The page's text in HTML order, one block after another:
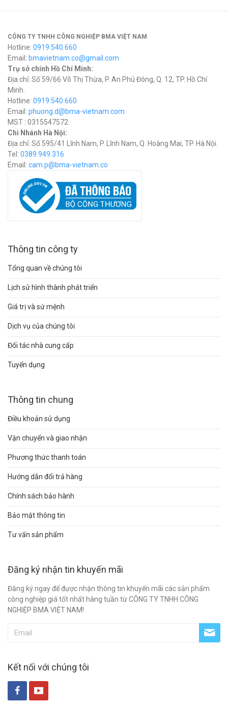
CÔNG TY TNHH CÔNG NGHIỆP BMA VIỆT NAM
Hotline: 0919.540.660
Email: bmavietnam.co@gmail.com
Trụ sở chính Hồ Chí Minh:
Địa chỉ: Số 59/66 Võ Thị Thừa, P. An Phú Đông, Q. 12, TP. Hồ Chí
Minh.
Hotline: 0919.540.660
Email: phuong.d@bma-vietnam.com
MST : 0315547572
Chi Nhánh Hà Nội:
Địa chỉ: Số 595/41 Lĩnh Nam, P. Lĩnh Nam, Q. Hoàng Mai, TP. Hà Nội.
Tel: 0389.949.316
Email: cam.p@bma-vietnam.co
Thông tin công ty
Tổng quan về chúng tôi
Lịch sử hình thành phát triển
Giá trị và sứ mệnh
Dịch vụ của chúng tôi
Đối tác nhà cung cấp
Tuyển dụng
Thông tin chung
Điều khoản sử dụng
Vận chuyển và giao nhận
Phương thức thanh toán
Hướng dẫn đổi trả hàng
Chính sách bảo hành
Bảo mật thông tin
Tư vấn sản phẩm
Đăng ký nhận tin khuyến mãi
Đăng ký ngay để được nhận thông tin khuyến mãi các sản phẩm
công nghiệp giá tốt nhất hàng tuần từ CÔNG TY TNHH CÔNG
NGHIỆP BMA VIỆT NAM!
Kết nối với chúng tôi